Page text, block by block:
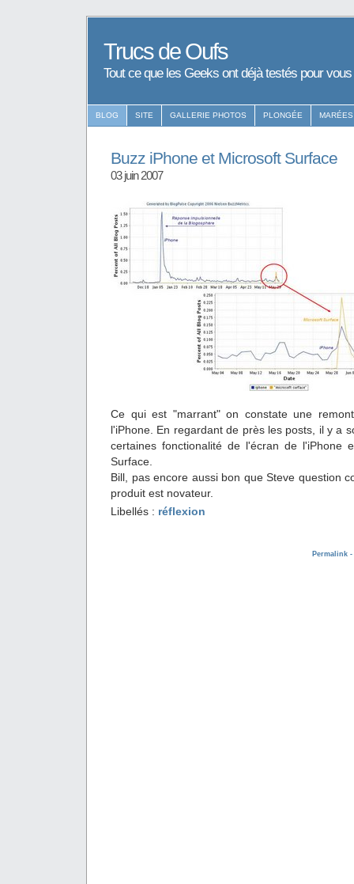
Trucs de Oufs
Tout ce que les Geeks ont déjà testés pour vous
BLOG SITE GALLERIE PHOTOS PLONGÉE MARÉES
Buzz iPhone et Microsoft Surface
03 juin 2007
Ce qui est "marrant" on constate une
l'iPhone. En regardant de près les posts, il y a
certaines fonctionalité de l'écran de l'iPhone
Surface.
Bill, pas encore aussi bon que Steve question
produit est novateur.
Libellés : réflexion
Permalink -